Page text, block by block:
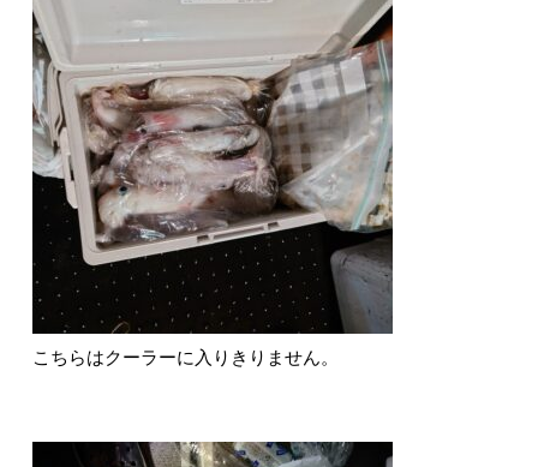
こちらはクーラーに入りきりません。